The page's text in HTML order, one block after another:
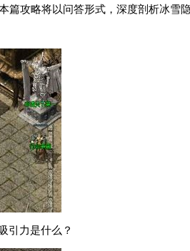
篇攻略将以问答形式，深度剖析冰雪
引力是什么？